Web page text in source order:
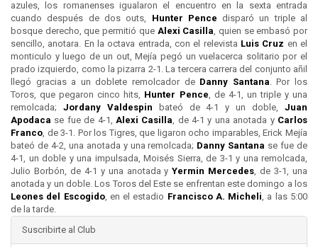
azules, los romanenses igualaron el encuentro en la sexta entrada
cuando después de dos outs, Hunter Pence disparó un triple al
bosque derecho, que permitió que Alexi Casilla , quien se embasó por
sencillo, anotara. En la octava entrada, con el relevista Luis Cruz en el
monticulo y luego de un out, Mejía pegó un vuelacerca solitario por el
prado izquierdo, como la pizarra 2-1. La tercera carrera del conjunto añil
llegó gracias a un doblete remolcador de Danny Santana . Por los
Toros, que pegaron cinco hits, Hunter Pence , de 4-1, un triple y una
remolcada; Jordany Valdespin bateó de 4-1 y un doble,Juan
Apodaca se fue de 4-1, Alexi Casilla , de 4-1 y una anotada y Carlos
Franco , de 3-1. Por los Tigres, que ligaron ocho imparables, Erick Mejía
bateó de 4-2, una anotada y una remolcada; Danny Santana se fue de
4-1, un doble y una impulsada, Moisés Sierra, de 3-1 y una remolcada,
Julio Borbón, de 4-1 y una anotada yYermin Mercedes , de 3-1, una
anotada y un doble. Los Toros del Este se enfrentan este domingo a los
Leones del Escogido, en el estadio Francisco A. Micheli , a las 5:00
de la tarde.
Suscribirte al Club